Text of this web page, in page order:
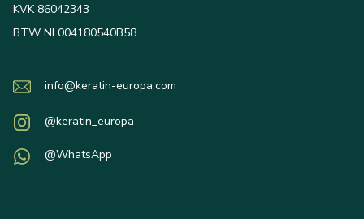
KVK 86042343
BTW NL004180540B58
info@keratin-europa.com
@keratin_europa
@WhatsApp